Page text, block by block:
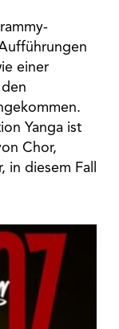
einer
Yanga ist
Chor,
in diesem Fall